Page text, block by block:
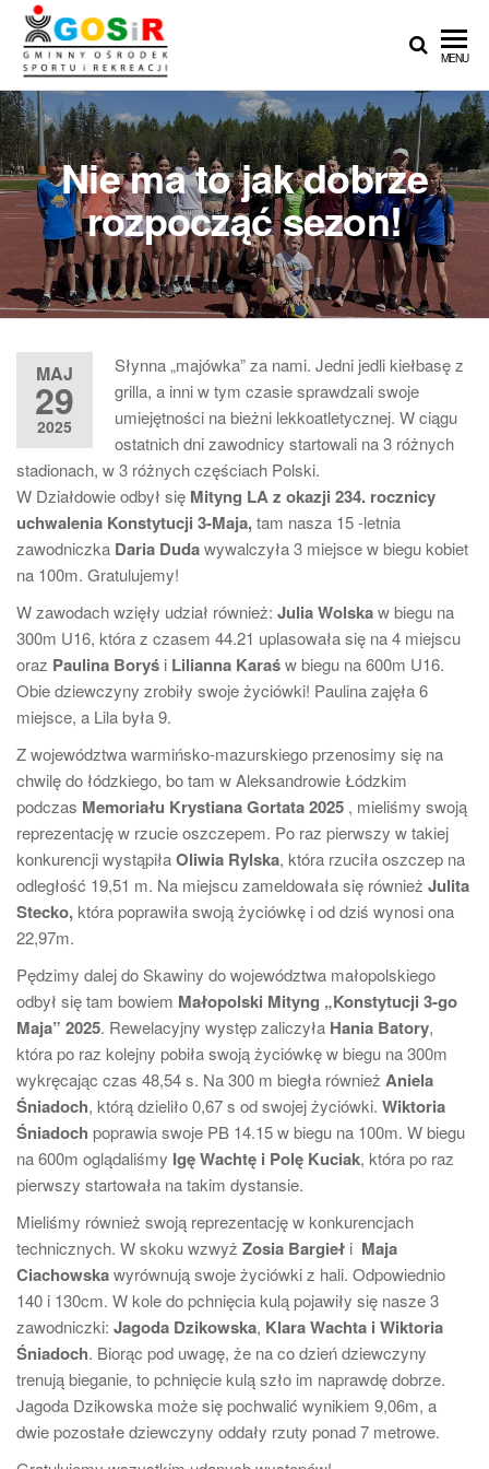
Przejdź
treści
Ośrodek
Sportu i
Rekreacji w
Teresinie ::
Zapasy ::
Łucznictwo ::
Lekkoatletyka
Sportu i
Rekreacji
w
Teresinie
MENU
Nie ma to jak dobrze
rozpocząć sezon!
MAJ
29
2025
Słynna „majówka” za nami. Jedni jedli kiełbasę z
grilla, a inni w tym czasie sprawdzali swoje
umiejętności na bieżni lekkoatletycznej. W ciągu
ostatnich dni zawodnicy startowali na 3 różnych
stadionach, w 3 różnych częściach Polski.
W Działdowie odbył się Mityng LA z okazji 234. rocznicy
uchwalenia Konstytucji 3-Maja,tam nasza 15 -letnia
zawodniczka Daria Dudawywalczyła 3 miejsce w biegu kobiet
na 100m. Gratulujemy!
W zawodach wzięły udział również: Julia Wolskaw biegu na
300m U16, która z czasem 44.21 uplasowała się na 4 miejscu
oraz Paulina Boryś i Lilianna Karaśw biegu na 600m U16.
Obie dziewczyny zrobiły swoje życiówki! Paulina zajęła 6
miejsce, a Lila była 9.
Z województwa warmińsko-mazurskiego przenosimy się na
chwilę do łódzkiego, bo tam w Aleksandrowie Łódzkim
podczas Memoriału Krystiana Gortata 2025 , mieliśmy swoją
reprezentację w rzucie oszczepem. Po raz pierwszy w takiej
konkurencji wystąpiłaOliwia Rylska, która rzuciła oszczep na
odległość 19,51 m. Na miejscu zameldowała się również Julita
Stecko, która poprawiła swoją życiówkę i od dziś wynosi ona
22,97m.
Pędzimy dalej do Skawiny do województwa małopolskiego
odbył się tam bowiem Małopolski Mityng „Konstytucji 3-go
Maja” 2025. Rewelacyjny występ zaliczyła Hania Batory,
która po raz kolejny pobiła swoją życiówkę w biegu na 300m
wykręcając czas 48,54 s. Na 300 m biegła również Aniela
Śniadoch, którą dzieliło 0,67 s od swojej życiówki. Wiktoria
Śniadoch poprawia swoje PB 14.15 w biegu na 100m. W biegu
na 600m oglądaliśmy Igę Wachtę i Polę Kuciak, która po raz
pierwszy startowała na takim dystansie.
Mieliśmy również swoją reprezentację w konkurencjach
technicznych. W skoku wzwyż Zosia Bargieł i Maja
Ciachowskawyrównują swoje życiówki z hali. Odpowiednio
140 i 130cm. W kole do pchnięcia kulą pojawiły się nasze 3
zawodniczki: Jagoda Dzikowska, Klara Wachta i Wiktoria
Śniadoch. Biorąc pod uwagę, że na co dzień dziewczyny
trenują bieganie, to pchnięcie kulą szło im naprawdę dobrze.
Jagoda Dzikowska może się pochwalić wynikiem 9,06m, a
dwie pozostałe dziewczyny oddały rzuty ponad 7 metrowe.